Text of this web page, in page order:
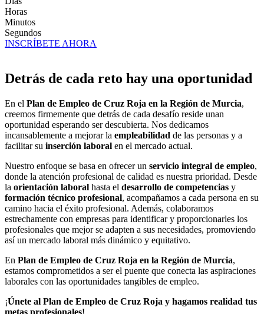
Horas
Minutos
Segundos
INSCRÍBETE AHORA
Detrás de cada reto hay una oportunidad
En el Plan de Empleo de Cruz Roja en la Región de Murcia,
creemos firmemente que detrás de cada desafío reside unan
oportunidad esperando ser descubierta. Nos dedicamos
incansablemente a mejorar la empleabilidad de las personas y a
facilitar su inserción laboral en el mercado actual.
Nuestro enfoque se basa en ofrecer un servicio integral de empleo,
donde la atención profesional de calidad es nuestra prioridad. Desde
la orientación laboral hasta el desarrollo de competencias y
formación técnico profesional, acompañamos a cada persona en su
camino hacia el éxito profesional. Además, colaboramos
estrechamente con empresas para identificar y proporcionarles los
profesionales que mejor se adapten a sus necesidades, promoviendo
así un mercado laboral más dinámico y equitativo.
En Plan de Empleo de Cruz Roja en la Región de Murcia,
estamos comprometidos a ser el puente que conecta las aspiraciones
laborales con las oportunidades tangibles de empleo.
¡Únete al Plan de Empleo de Cruz Roja y hagamos realidad tus